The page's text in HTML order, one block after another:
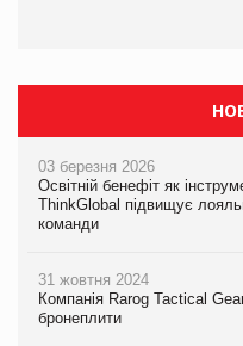
03 березня 2026
Освітній бенефіт як
ThinkGlobal підвищує
команди
31 жовтня 2024
Компанія Rarog Tactical
бронеплити